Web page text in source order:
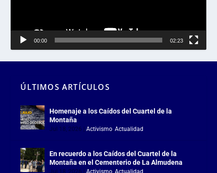
00:00 02:23
ÚLTIMOS ARTÍCULOS
Homenaje a los Caídos del Cuartel de la
Montaña
Jul 18, 2026 |Activismo ,Actualidad
En recuerdo a los Caídos del Cuartel de la
Montaña en el Cementerio de La Almudena
Jul 18, 2026 |Activismo ,Actualidad